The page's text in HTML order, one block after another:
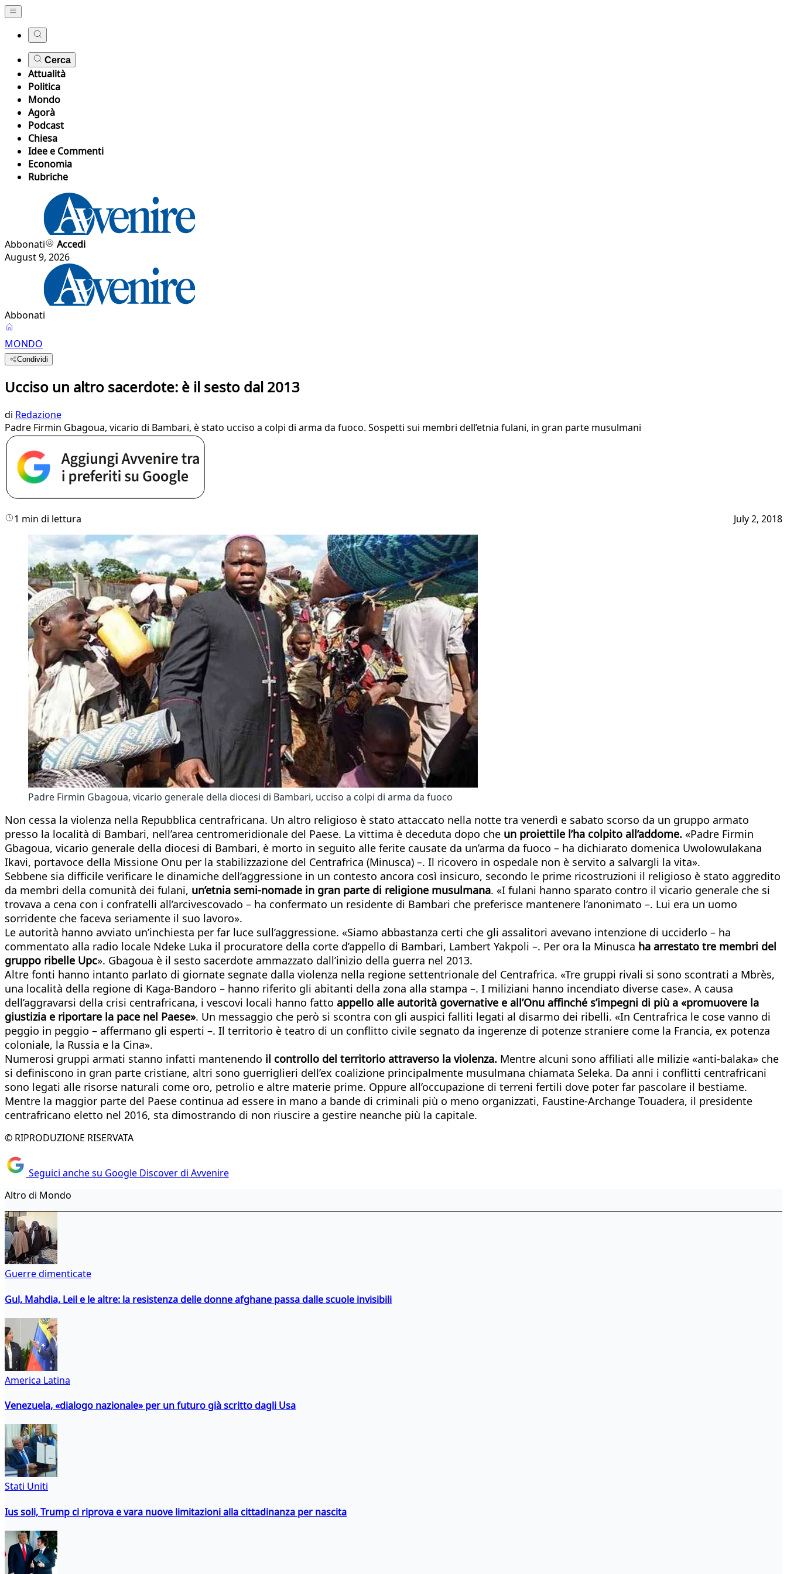
Cerca
Attualità
Politica
Mondo
Agorà
Podcast
Chiesa
Idee e Commenti
Economia
Rubriche
Abbonati
Accedi
August 9, 2026
Abbonati
MONDO
Condividi
Ucciso un altro sacerdote: è il sesto dal 2013
di Redazione
Padre Firmin Gbagoua, vicario di Bambari, è stato ucciso a colpi di arma da fuoco. Sospetti sui membri dell’etnia fulani, in gran parte musulmani
1 min di lettura July 2, 2018
Padre Firmin Gbagoua, vicario generale della diocesi di Bambari, ucciso a colpi di arma da fuoco
Non cessa la violenza nella Repubblica centrafricana. Un altro religioso è stato attaccato nella notte tra venerdì e sabato scorso da un gruppo armato
presso la località di Bambari, nell’area centromeridionale del Paese. La vittima è deceduta dopo che un proiettile l’ha colpito all’addome. «Padre Firmin
Gbagoua, vicario generale della diocesi di Bambari, è morto in seguito alle ferite causate da un’arma da fuoco – ha dichiarato domenica Uwolowulakana
Ikavi, portavoce della Missione Onu per la stabilizzazione del Centrafrica (Minusca) –. Il ricovero in ospedale non è servito a salvargli la vita».
Sebbene sia difficile verificare le dinamiche dell’aggressione in un contesto ancora così insicuro, secondo le prime ricostruzioni il religioso è stato aggredito
da membri della comunità dei fulani, un’etnia semi-nomade in gran parte di religione musulmana. «I fulani hanno sparato contro il vicario generale che si
trovava a cena con i confratelli all’arcivescovado – ha confermato un residente di Bambari che preferisce mantenere l’anonimato –. Lui era un uomo
sorridente che faceva seriamente il suo lavoro».
Le autorità hanno avviato un’inchiesta per far luce sull’aggressione. «Siamo abbastanza certi che gli assalitori avevano intenzione di ucciderlo – ha
commentato alla radio locale Ndeke Luka il procuratore della corte d’appello di Bambari, Lambert Yakpoli –. Per ora la Minusca ha arrestato tre membri del
gruppo ribelle Upc». Gbagoua è il sesto sacerdote ammazzato dall’inizio della guerra nel 2013.
Altre fonti hanno intanto parlato di giornate segnate dalla violenza nella regione settentrionale del Centrafrica. «Tre gruppi rivali si sono scontrati a Mbrès,
una località della regione di Kaga-Bandoro – hanno riferito gli abitanti della zona alla stampa –. I miliziani hanno incendiato diverse case». A causa
dell’aggravarsi della crisi centrafricana, i vescovi locali hanno fatto appello alle autorità governative e all’Onu affinché s’impegni di più a «promuovere la
giustizia e riportare la pace nel Paese». Un messaggio che però si scontra con gli auspici falliti legati al disarmo dei ribelli. «In Centrafrica le cose vanno di
peggio in peggio – affermano gli esperti –. Il territorio è teatro di un conflitto civile segnato da ingerenze di potenze straniere come la Francia, ex potenza
coloniale, la Russia e la Cina».
Numerosi gruppi armati stanno infatti mantenendo il controllo del territorio attraverso la violenza. Mentre alcuni sono affiliati alle milizie «anti-balaka» che
si definiscono in gran parte cristiane, altri sono guerriglieri dell’ex coalizione principalmente musulmana chiamata Seleka. Da anni i conflitti centrafricani
sono legati alle risorse naturali come oro, petrolio e altre materie prime. Oppure all’occupazione di terreni fertili dove poter far pascolare il bestiame.
Mentre la maggior parte del Paese continua ad essere in mano a bande di criminali più o meno organizzati, Faustine-Archange Touadera, il presidente
centrafricano eletto nel 2016, sta dimostrando di non riuscire a gestire neanche più la capitale.
© RIPRODUZIONE RISERVATA
Seguici anche su Google Discover di Avvenire
Altro di Mondo
Guerre dimenticate
Gul, Mahdia, Leil e le altre: la resistenza delle donne afghane passa dalle scuole invisibili
America Latina
Venezuela, «dialogo nazionale» per un futuro già scritto dagli Usa
Stati Uniti
Ius soli, Trump ci riprova e vara nuove limitazioni alla cittadinanza per nascita